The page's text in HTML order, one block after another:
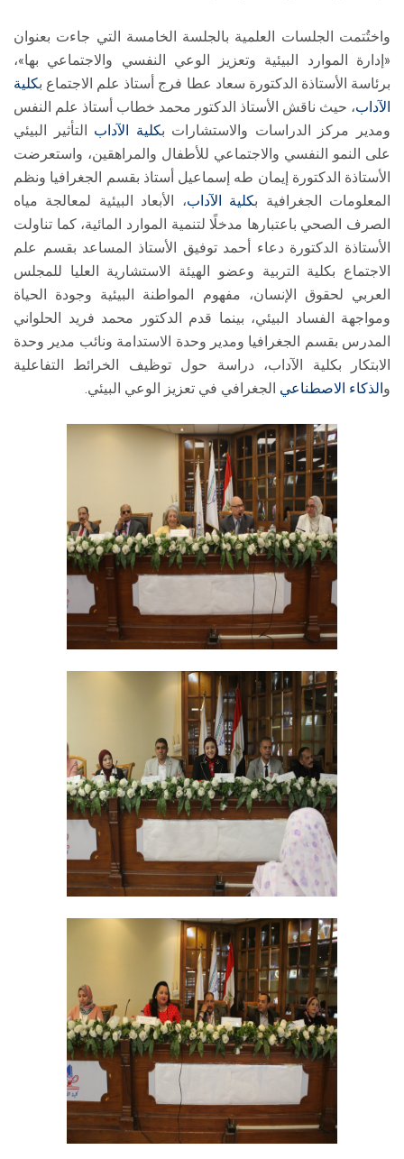
واختُتمت الجلسات العلمية بالجلسة الخامسة التي جاءت بعنوان
«إدارة الموارد البيئية وتعزيز الوعي النفسي والاجتماعي بها»،
برئاسة الأستاذة الدكتورة سعاد عطا فرج أستاذ علم الاجتماع بكلية
الآداب، حيث ناقش الأستاذ الدكتور محمد خطاب أستاذ علم النفس
ومدير مركز الدراسات والاستشارات بكلية الآداب التأثير البيئي
على النمو النفسي والاجتماعي للأطفال والمراهقين، واستعرضت
الأستاذة الدكتورة إيمان طه إسماعيل أستاذ بقسم الجغرافيا ونظم
المعلومات الجغرافية بكلية الآداب، الأبعاد البيئية لمعالجة مياه
الصرف الصحي باعتبارها مدخلًا لتنمية الموارد المائية، كما تناولت
الأستاذة الدكتورة دعاء أحمد توفيق الأستاذ المساعد بقسم علم
الاجتماع بكلية التربية وعضو الهيئة الاستشارية العليا للمجلس
العربي لحقوق الإنسان، مفهوم المواطنة البيئية وجودة الحياة
ومواجهة الفساد البيئي، بينما قدم الدكتور محمد فريد الحلواني
المدرس بقسم الجغرافيا ومدير وحدة الاستدامة ونائب مدير وحدة
الابتكار بكلية الآداب، دراسة حول توظيف الخرائط التفاعلية
و الذكاء الاصطناعي الجغرافي في تعزيز الوعي البيئي.